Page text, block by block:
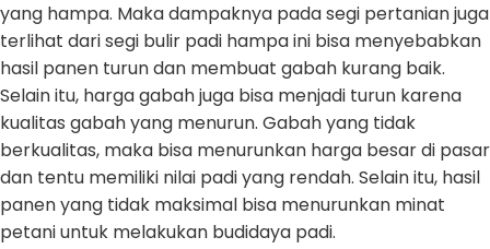
yang hampa. Maka dampaknya pada segi pertanian juga
terlihat dari segi bulir padi hampa ini bisa menyebabkan
hasil panen turun dan membuat gabah kurang baik.
Selain itu, harga gabah juga bisa menjadi turun karena
kualitas gabah yang menurun. Gabah yang tidak
berkualitas, maka bisa menurunkan harga besar di pasar
dan tentu memiliki nilai padi yang rendah. Selain itu, hasil
panen yang tidak maksimal bisa menurunkan minat
petani untuk melakukan budidaya padi.